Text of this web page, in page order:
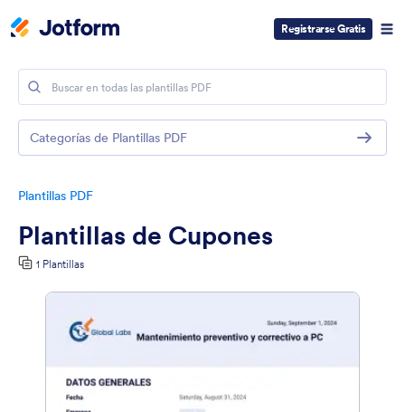
Registrarse Gratis
Plantillas PDF
Plantillas de Cupones
1 Plantillas
Categorías de Plantillas PDF